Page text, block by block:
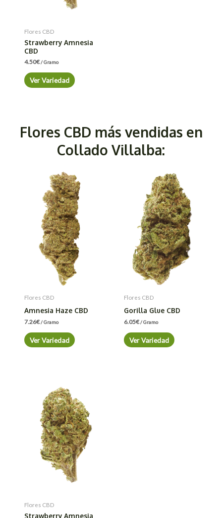
Flores CBD
Strawberry Amnesia
CBD
4.50€/ Gramo
Ver Variedad
Flores CBD más vendidas en
Collado Villalba:
Flores CBD
Amnesia Haze CBD
7.26€/ Gramo
Ver Variedad
Flores CBD
Gorilla Glue CBD
6.05€/ Gramo
Ver Variedad
Flores CBD
Strawberry Amnesia